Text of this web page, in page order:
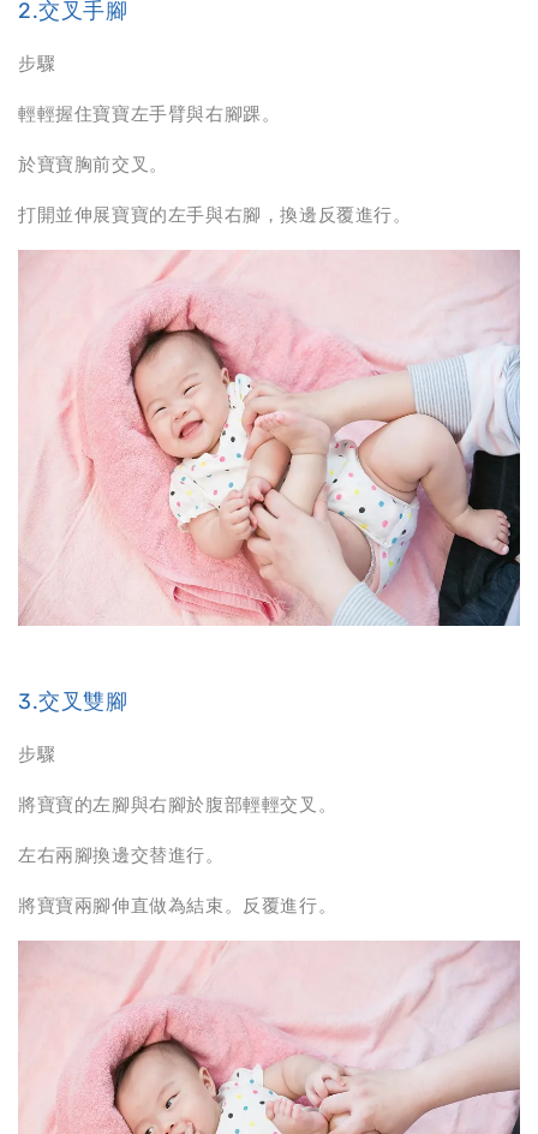
2.交叉手腳
步驟
輕輕握住寶寶左手臂與右腳踝。
於寶寶胸前交叉。
打開並伸展寶寶的左手與右腳，換邊反覆進行。
3.交叉雙腳
步驟
將寶寶的左腳與右腳於腹部輕輕交叉。
左右兩腳換邊交替進行。
將寶寶兩腳伸直做為結束。反覆進行。